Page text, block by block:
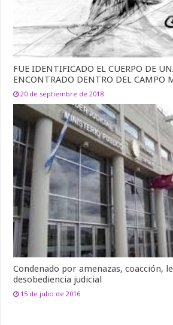
FUE IDENTIFICADO EL CUERPO DE
ENCONTRADO DENTRO DEL CAMPO
20 de septiembre de 2018
Condenado por amenazas, coacción,
desobediencia judicial
15 de julio de 2016